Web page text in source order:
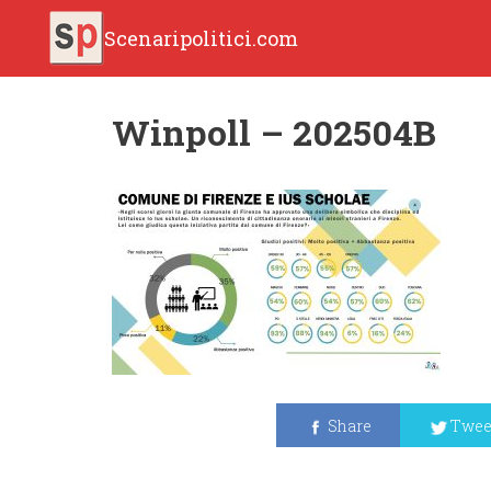
Scenaripolitici.com
Winpoll – 202504B
Share